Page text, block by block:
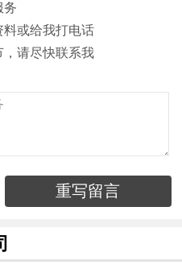
务
或给我打电话
请尽快联系我
重写留言